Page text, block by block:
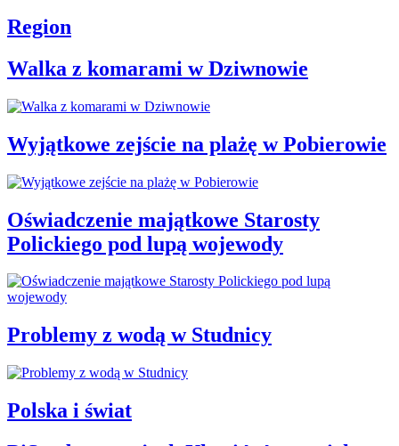
Region
Walka z komarami w Dziwnowie
Wyjątkowe zejście na plażę w Pobierowie
Oświadczenie majątkowe Starosty
Polickiego pod lupą wojewody
Problemy z wodą w Studnicy
Polska i świat